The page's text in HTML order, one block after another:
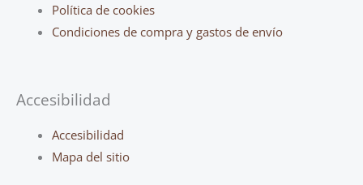
Política de cookies
Condiciones de compra y gastos de envío
Accesibilidad
Main
Menu
Accesibilidad
Mapa del sitio